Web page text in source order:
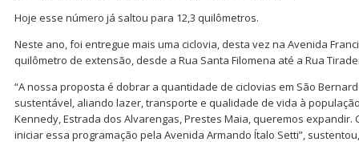
Hoje esse número já saltou para 12,3 quilômetros.
Neste ano, foi entregue mais uma ciclovia, desta vez na Avenida
quilômetro de extensão, desde a Rua Santa Filomena até a Rua
“A nossa proposta é dobrar a quantidade de ciclovias em São
sustentável, aliando lazer, transporte e qualidade de vida à
Kennedy, Estrada dos Alvarengas, Prestes Maia, queremos expandir.
iniciar essa programação pela Avenida Armando Ítalo Setti”,